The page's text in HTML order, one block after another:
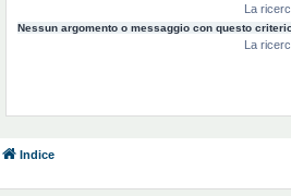
La
Nessun argomento o messaggio con questo
La
Indice